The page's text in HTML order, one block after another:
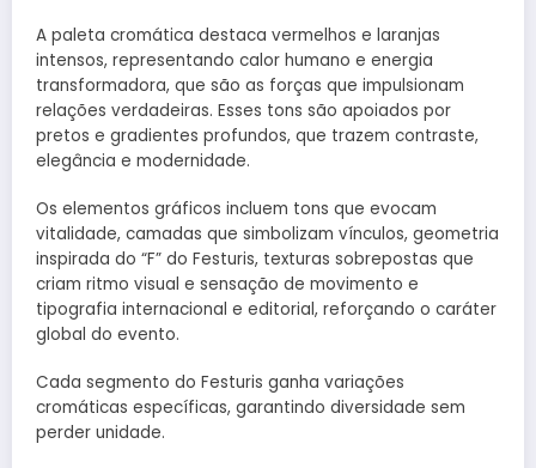
A paleta cromática destaca vermelhos e laranjas
intensos, representando calor humano e energia
transformadora, que são as forças que impulsionam
relações verdadeiras. Esses tons são apoiados por
pretos e gradientes profundos, que trazem contraste,
elegância e modernidade.
Os elementos gráficos incluem tons que evocam
vitalidade, camadas que simbolizam vínculos, geometria
inspirada do “F” do Festuris, texturas sobrepostas que
criam ritmo visual e sensação de movimento e
tipografia internacional e editorial, reforçando o caráter
global do evento.
Cada segmento do Festuris ganha variações
cromáticas específicas, garantindo diversidade sem
perder unidade.